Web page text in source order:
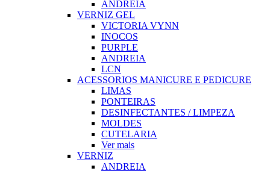
ANDREIA
VERNIZ GEL
VICTORIA VYNN
INOCOS
PURPLE
ANDREIA
LCN
ACESSORIOS MANICURE E PEDICURE
LIMAS
PONTEIRAS
DESINFECTANTES / LIMPEZA
MOLDES
CUTELARIA
Ver mais
VERNIZ
ANDREIA